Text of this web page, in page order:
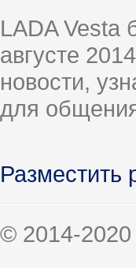
LADA Vesta
августе
новости,
для
Разместить
© 2014-